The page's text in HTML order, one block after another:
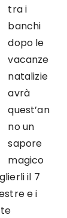
tra i
banchi
dopo le
vacanze
natalizie
avrà
quest’an
no un
sapore
magico
il 7
e i